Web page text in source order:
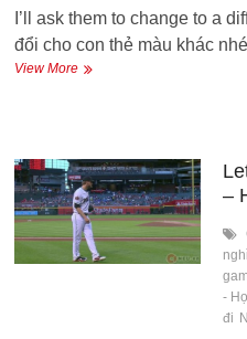
I’ll ask them to change to a
đổi cho con thẻ màu khác
View MoreĐể
con
thẻ
màu
khác
nhé
–
-
đi